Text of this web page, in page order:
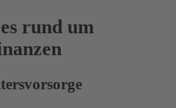
rund um